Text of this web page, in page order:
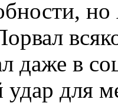
даже в
для